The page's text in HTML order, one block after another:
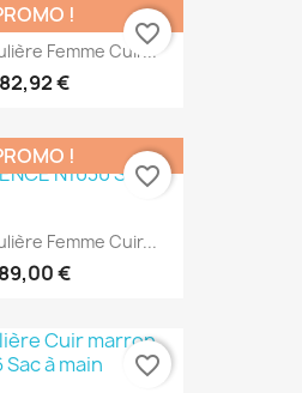
Femme Cuir...
82,92 €
!
favorite_border
Femme Cuir...
89,00 €
!
favorite_border
favorite_border